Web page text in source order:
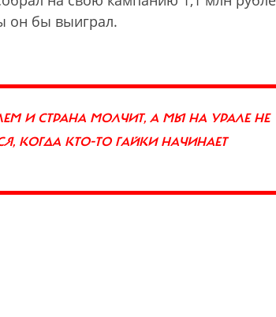
он бы выиграл.
И СТРАНА МОЛЧИТ, А МЫ НА УРАЛЕ НЕ
КОГДА КТО-ТО ГАЙКИ НАЧИНАЕТ